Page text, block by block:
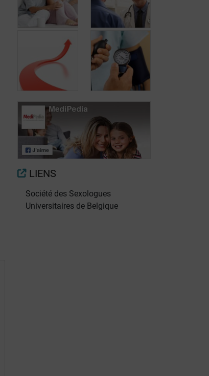
Qu'attendre des
traitements?
Rôle du
médecin traitant
Déformation du
pénis
Maladies
cardiovasculaires
LIENS
Société des Sexologues
Universitaires de Belgique